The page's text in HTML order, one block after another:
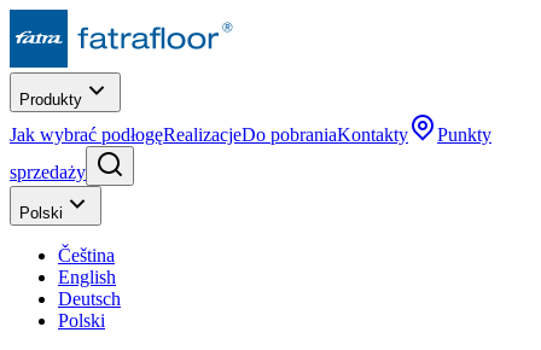
Produkty
Jak wybrać podłogęRealizacjeDo pobraniaKontakty
Punkty
sprzedaży
Polski
Čeština
English
Deutsch
Polski